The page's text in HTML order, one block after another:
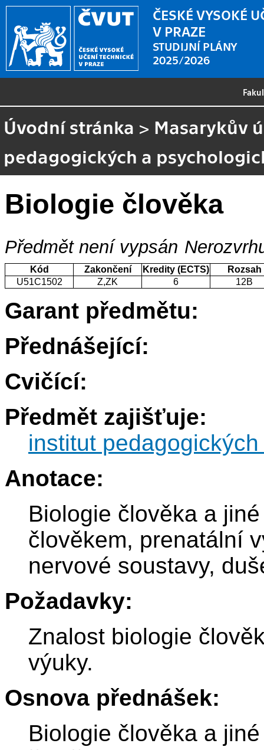
ČESKÉ VYSOKÉ
V PRAZE
STUDIJNÍ PLÁNY
2025/2026
Úvodní stránka > Masarykův
pedagogických a
Biologie člověka
Předmět není vypsán
Kód Zakončení Kredity (ECTS)
Rozsah
U51C1502
Z,ZK 6 12B
Garant předmětu:
Přednášející:
Cvičící:
Předmět zajišťuje:
institut
Anotace:
Biologie člověka a
člověkem, prenatální
nervové soustavy,
Požadavky:
Znalost biologie
výuky.
Osnova přednášek:
Biologie člověka a